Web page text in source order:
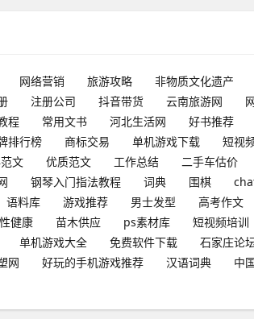
网络营销 旅游攻略 非物质文化遗产
注册公司 抖音带货 云南旅游网
程 常用文书 河北生活网 好书推荐
排行榜 商标交易 单机游戏下载 短视
文 优质范文 工作总结 二手车估价
钢琴入门指法教程 词典 围棋
语料库 游戏推荐 男士发型 高考作文
健康 苗木供应 ps素材库 短视频培训
单机游戏大全 免费软件下载 石家庄论
网 好玩的手机游戏推荐 汉语词典 中